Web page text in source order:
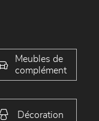
Meubles de
complément
Décoration